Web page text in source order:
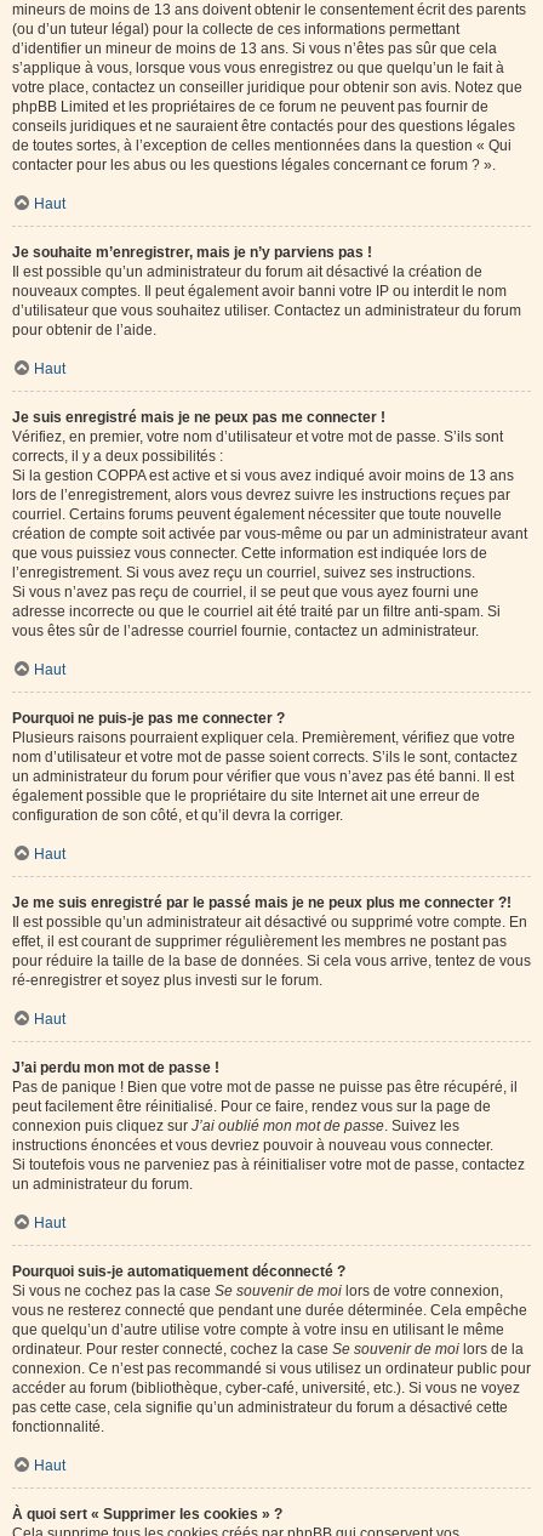
mineurs de moins de 13 ans doivent obtenir le consentement écrit des parents
(ou d’un tuteur légal) pour la collecte de ces informations permettant
d’identifier un mineur de moins de 13 ans. Si vous n’êtes pas sûr que cela
s’applique à vous, lorsque vous vous enregistrez ou que quelqu’un le fait à
votre place, contactez un conseiller juridique pour obtenir son avis. Notez que
phpBB Limited et les propriétaires de ce forum ne peuvent pas fournir de
conseils juridiques et ne sauraient être contactés pour des questions légales
de toutes sortes, à l’exception de celles mentionnées dans la question « Qui
contacter pour les abus ou les questions légales concernant ce forum ? ».
Haut
Je souhaite m’enregistrer, mais je n’y parviens pas !
Il est possible qu’un administrateur du forum ait désactivé la création de
nouveaux comptes. Il peut également avoir banni votre IP ou interdit le nom
d’utilisateur que vous souhaitez utiliser. Contactez un administrateur du forum
pour obtenir de l’aide.
Haut
Je suis enregistré mais je ne peux pas me connecter !
Vérifiez, en premier, votre nom d’utilisateur et votre mot de passe. S’ils sont
corrects, il y a deux possibilités :
Si la gestion COPPA est active et si vous avez indiqué avoir moins de 13 ans
lors de l’enregistrement, alors vous devrez suivre les instructions reçues par
courriel. Certains forums peuvent également nécessiter que toute nouvelle
création de compte soit activée par vous-même ou par un administrateur avant
que vous puissiez vous connecter. Cette information est indiquée lors de
l’enregistrement. Si vous avez reçu un courriel, suivez ses instructions.
Si vous n’avez pas reçu de courriel, il se peut que vous ayez fourni une
adresse incorrecte ou que le courriel ait été traité par un filtre anti-spam. Si
vous êtes sûr de l’adresse courriel fournie, contactez un administrateur.
Haut
Pourquoi ne puis-je pas me connecter ?
Plusieurs raisons pourraient expliquer cela. Premièrement, vérifiez que votre
nom d’utilisateur et votre mot de passe soient corrects. S’ils le sont, contactez
un administrateur du forum pour vérifier que vous n’avez pas été banni. Il est
également possible que le propriétaire du site Internet ait une erreur de
configuration de son côté, et qu’il devra la corriger.
Haut
Je me suis enregistré par le passé mais je ne peux plus me connecter ?!
Il est possible qu’un administrateur ait désactivé ou supprimé votre compte. En
effet, il est courant de supprimer régulièrement les membres ne postant pas
pour réduire la taille de la base de données. Si cela vous arrive, tentez de vous
ré-enregistrer et soyez plus investi sur le forum.
Haut
J’ai perdu mon mot de passe !
Pas de panique ! Bien que votre mot de passe ne puisse pas être récupéré, il
peut facilement être réinitialisé. Pour ce faire, rendez vous sur la page de
connexion puis cliquez sur J’ai oublié mon mot de passe. Suivez les
instructions énoncées et vous devriez pouvoir à nouveau vous connecter.
Si toutefois vous ne parveniez pas à réinitialiser votre mot de passe, contactez
un administrateur du forum.
Haut
Pourquoi suis-je automatiquement déconnecté ?
Si vous ne cochez pas la case Se souvenir de moi lors de votre connexion,
vous ne resterez connecté que pendant une durée déterminée. Cela empêche
que quelqu’un d’autre utilise votre compte à votre insu en utilisant le même
ordinateur. Pour rester connecté, cochez la case Se souvenir de moi lors de la
connexion. Ce n’est pas recommandé si vous utilisez un ordinateur public pour
accéder au forum (bibliothèque, cyber-café, université, etc.). Si vous ne voyez
pas cette case, cela signifie qu’un administrateur du forum a désactivé cette
fonctionnalité.
Haut
À quoi sert « Supprimer les cookies » ?